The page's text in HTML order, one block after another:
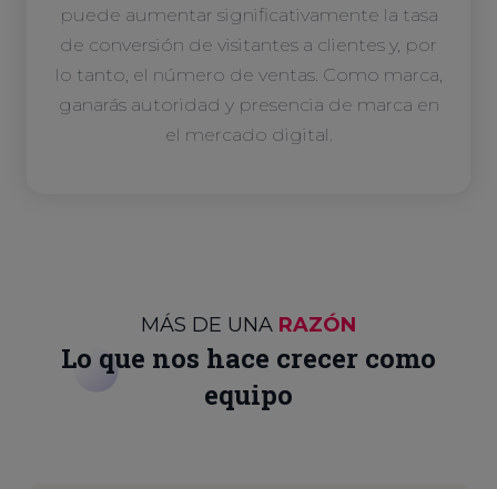
puede aumentar significativamente la tasa
de conversión de visitantes a clientes y, por
lo tanto, el número de ventas. Como marca,
ganarás autoridad y presencia de marca en
el mercado digital.
MÁS DE UNA RAZÓN
Lo que nos hace crecer como
equipo